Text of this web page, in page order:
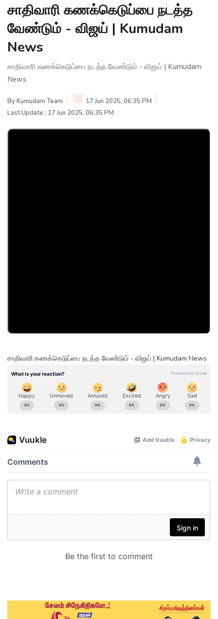
சாதிவாரி கணக்கெடுப்பை நடத்த
வேண்டும் - விஜய் | Kumudam
News
சாதிவாரி கணக்கெடுப்பை நடத்த வேண்டும் - விஜய் | Kumudam
News
ByKumudam Team
17 Jun 2025, 06:35 PM
Last Update : 17 Jun 2025, 06:35 PM
சாதிவாரி கணக்கெடுப்பை நடத்த வேண்டும் - விஜய் | Kumudam News